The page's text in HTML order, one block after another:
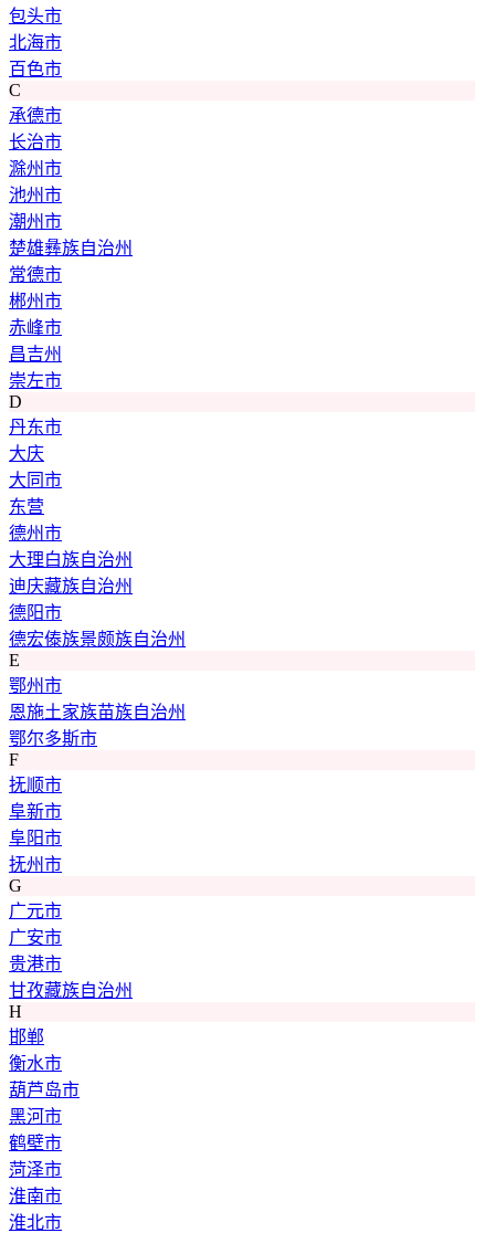
包头市
北海市
百色市
C
承德市
长治市
滁州市
池州市
潮州市
楚雄彝族自治州
常德市
郴州市
赤峰市
昌吉州
崇左市
D
丹东市
大庆
大同市
东营
德州市
大理白族自治州
迪庆藏族自治州
德阳市
德宏傣族景颇族自治州
E
鄂州市
恩施土家族苗族自治州
鄂尔多斯市
F
抚顺市
阜新市
阜阳市
抚州市
G
广元市
广安市
贵港市
甘孜藏族自治州
H
邯郸
衡水市
葫芦岛市
黑河市
鹤壁市
菏泽市
淮南市
淮北市